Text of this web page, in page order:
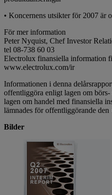
• Koncernens utsikter för 2007 är
För mer information
Peter Nyquist, Chef Investor
tel 08-738 60 03
Electrolux finansiella information
www.electrolux.com/ir
Informationen i denna
offentliggöra enligt lagen om
lagen om handel med finansiella
lämnades för offentliggörande
Bilder